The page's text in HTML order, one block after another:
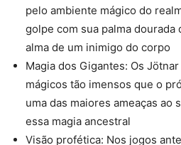
pelo ambiente mágico do
golpe com sua palma
alma de um inimigo do corpo
Magia dos Gigantes: Os
mágicos tão imensos que o
uma das maiores ameaças ao
essa magia ancestral
Visão profética: Nos jogos